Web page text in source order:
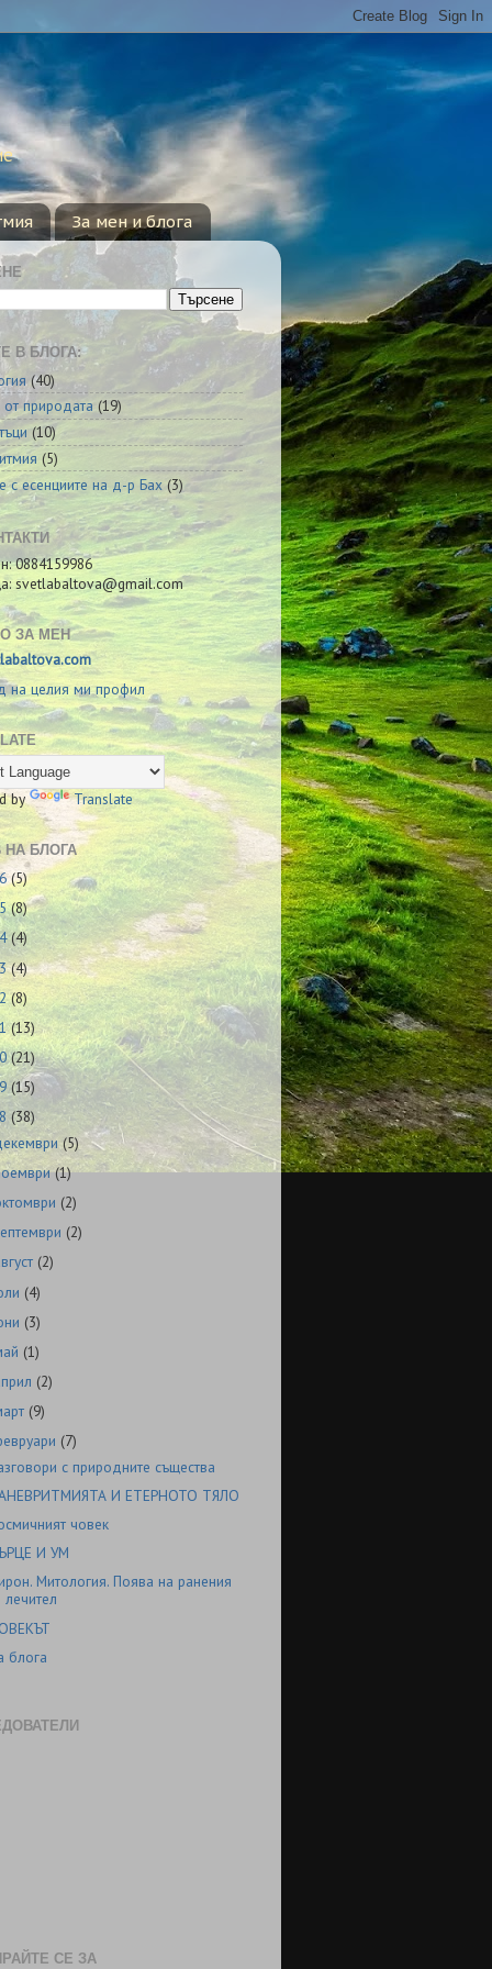
За мен и блога
В БЛОГА:
(40)
природата (19)
(10)
(5)
с есенциите на д-р Бах (3)
0884159986
svetlabaltova@gmail.com
ЗА МЕН
на целия ми профил
by Translate
НА БЛОГА
(5)
(8)
(4)
(4)
(8)
(13)
(21)
(15)
(38)
(5)
(1)
(2)
(2)
(2)
(4)
(3)
(1)
(2)
(9)
(7)
с природните същества
И ЕТЕРНОТО ТЯЛО
човек
И УМ
Митология. Поява на ранения
лечител
блога
СЕ ЗА